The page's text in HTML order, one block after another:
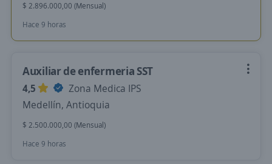
$ 2.896.000,00 (Mensual)
Hace 9 horas
Auxiliar de enfermeria SST
4,5
Zona Medica IPS
Medellín, Antioquia
$ 2.500.000,00 (Mensual)
Hace 9 horas